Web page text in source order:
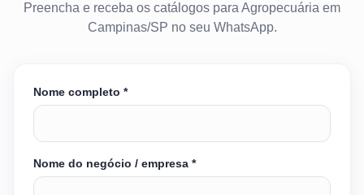
Preencha e receba os catálogos para Agropecuária em
Campinas/SP no seu WhatsApp.
Nome completo *
Nome do negócio / empresa *